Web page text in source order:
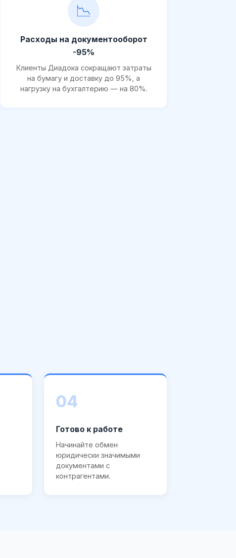
📉
Расходы на документооборот
-95%
Клиенты Диадока сокращают затраты
на бумагу и доставку до 95%, а
нагрузку на бухгалтерию — на 80%.
04
Готово к работе
Начинайте обмен
юридически значимыми
документами с
контрагентами.